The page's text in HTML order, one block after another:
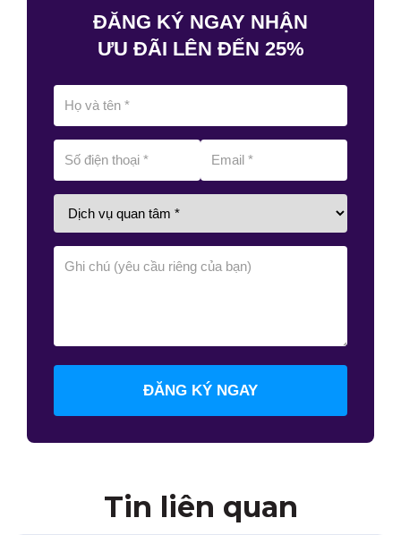
ĐĂNG KÝ NGAY NHẬN
ƯU ĐÃI LÊN ĐẾN 25%
ĐĂNG KÝ NGAY
Tin liên quan